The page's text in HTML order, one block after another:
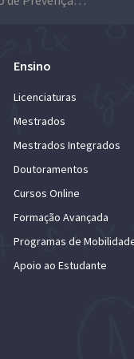
Ensino
Licenciaturas
Mestrados
Mestrados Integrados
Doutoramentos
Cursos Online
Formação Avançada
Programas de
Apoio ao Estudante